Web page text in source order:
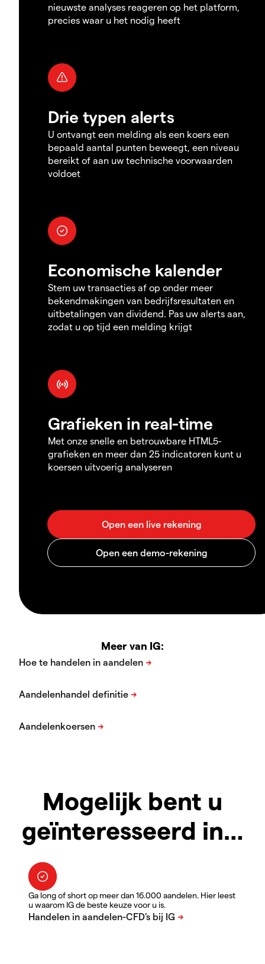
nieuwste analyses reageren op het platform,
precies waar u het nodig heeft
Drie typen alerts
U ontvangt een melding als een koers een
bepaald aantal punten beweegt, een niveau
bereikt of aan uw technische voorwaarden
voldoet
Economische kalender
Stem uw transacties af op onder meer
bekendmakingen van bedrijfsresultaten en
uitbetalingen van dividend. Pas uw alerts aan,
zodat u op tijd een melding krijgt
Grafieken in real-time
Met onze snelle en betrouwbare HTML5-
grafieken en meer dan 25 indicatoren kunt u
koersen uitvoerig analyseren
Meer van IG:
Mogelijk bent u
geïnteresseerd in…
Ga long of short op meer dan 16.000 aandelen. Hier leest
u waarom IG de beste keuze voor u is.